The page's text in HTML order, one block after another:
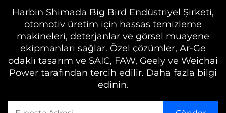
Harbin Shimada Big Bird Endüstriyel Şirketi,
otomotiv üretim için hassas temizleme
makineleri, deterjanlar ve görsel muayene
ekipmanları sağlar. Özel çözümler, Ar-Ge
odaklı tasarım ve SAIC, FAW, Geely ve Weichai
Power tarafından tercih edilir. Daha fazla bilgi
edinin.